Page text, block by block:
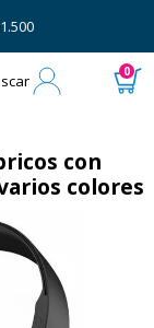
0
con
colores